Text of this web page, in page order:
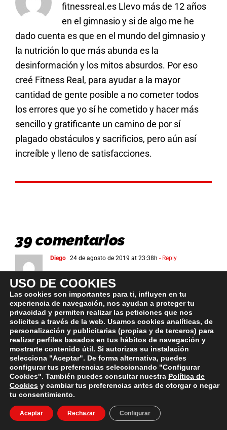
fitnessreal.es Llevo más de 12 años
en el gimnasio y si de algo me he
dado cuenta es que en el mundo del gimnasio y
la nutrición lo que más abunda es la
desinformación y los mitos absurdos. Por eso
creé Fitness Real, para ayudar a la mayor
cantidad de gente posible a no cometer todos
los errores que yo sí he cometido y hacer más
sencillo y gratificante un camino de por sí
plagado obstáculos y sacrificios, pero aún así
increíble y lleno de satisfacciones.
39 comentarios
Diego 24 de agosto de 2019 at 23:38h - Reply
Buenas Víctor una pregunta, qué
opinas de alguien que dice que por
tomar 10-14 huevos a la semana a
la larga vas a tener problemas de
corazón? , Y que se cree que los
lácteos desnatados son mejores
para la salud?
Que está haciendo un
USO DE COOKIES
Las cookies son importantes para ti, influyen en tu
experiencia de navegación, nos ayudan a proteger tu
privacidad y permiten realizar las peticiones que nos
solicites a través de la web. Usamos cookies analíticas, de
personalización y publicitarias (propias y de terceros) para
realizar perfiles basados en tus hábitos de navegación y
mostrarte contenido útil. Si autorizas su instalación
selecciona "Aceptar". De forma alternativa, puedes
configurar tus preferencias seleccionando "Configurar
Cookies". También puedes consultar nuestra Política de
Cookies y cambiar tus preferencias antes de otorgar o negar
tu consentimiento.
Aceptar Rechazar Configurar